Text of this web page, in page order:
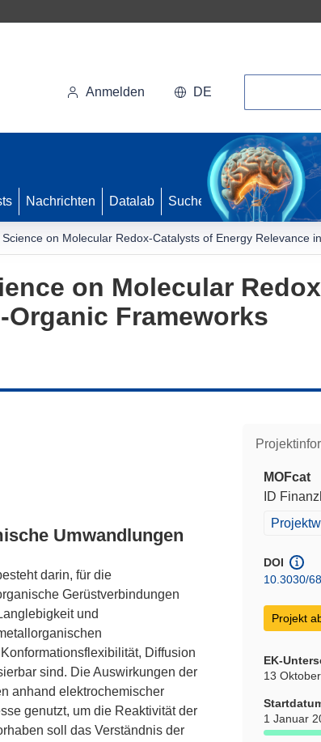
Anmelden DE
Nachrichten Datalab Suche
on Molecular Redox-Catalysts of Energy Relevance
on Molecular
Frameworks
MOFcat
ID
(öffnet
DOI
10.3030/
Projekt
EK-
13
1 Januar
Umwandlungen
darin, für die
Gerüstverbindungen
und
Diffusion
sind. Die Auswirkungen der
anhand elektrochemischer
genutzt, um die Reaktivität der
soll das Verständnis der